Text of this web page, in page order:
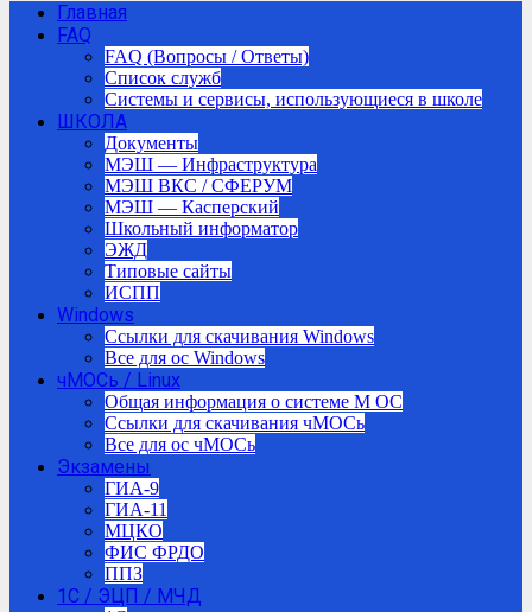
Главная
FAQ
FAQ (Вопросы / Ответы)
Список служб
Системы и сервисы, использующиеся в школе
ШКОЛА
Документы
МЭШ — Инфраструктура
МЭШ ВКС / СФЕРУМ
МЭШ — Касперский
Школьный информатор
ЭЖД
Типовые сайты
ИСПП
Windows
Ссылки для скачивания Windows
Все для ос Windows
чМОСь / Linux
Общая информация о системе М ОС
Ссылки для скачивания чМОСь
Все для ос чМОСь
Экзамены
ГИА-9
ГИА-11
МЦКО
ФИС ФРДО
ППЗ
1С / ЭЦП / МЧД